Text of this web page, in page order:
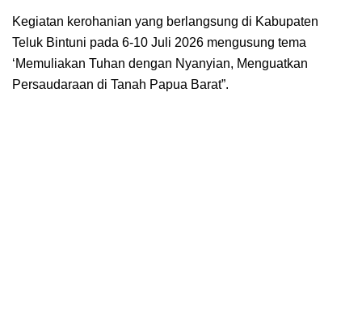
Kegiatan kerohanian yang berlangsung di Kabupaten
Teluk Bintuni pada 6-10 Juli 2026 mengusung tema
‘Memuliakan Tuhan dengan Nyanyian, Menguatkan
Persaudaraan di Tanah Papua Barat”.